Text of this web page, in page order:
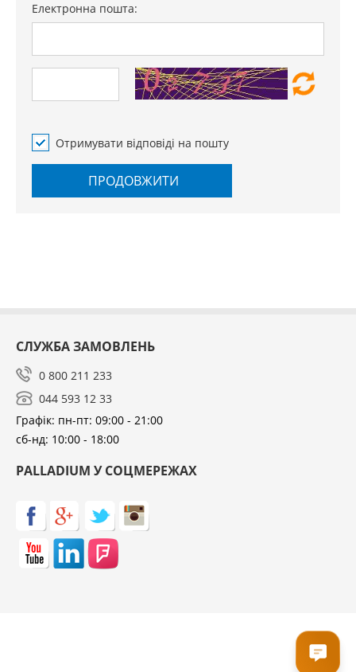
Електронна пошта:
Отримувати відповіді на пошту
ПРОДОВЖИТИ
СЛУЖБА ЗАМОВЛЕНЬ
0 800 211 233
044 593 12 33
Графік: пн-пт: 09:00 - 21:00
сб-нд: 10:00 - 18:00
PALLADIUM У СОЦМЕРЕЖАХ